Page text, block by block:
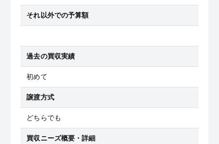
それ以外での予算額
過去の買収実績
初めて
譲渡方式
どちらでも
買収ニーズ概要・詳細